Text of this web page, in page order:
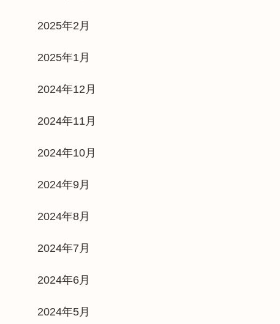
2025年2月
2025年1月
2024年12月
2024年11月
2024年10月
2024年9月
2024年8月
2024年7月
2024年6月
2024年5月